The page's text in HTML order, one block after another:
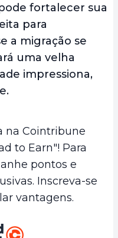
fortalecer sua
para
a migração se
uma velha
impressiona,
na Cointribune
to Earn"! Para
pontos e
Inscreva-se
vantagens.